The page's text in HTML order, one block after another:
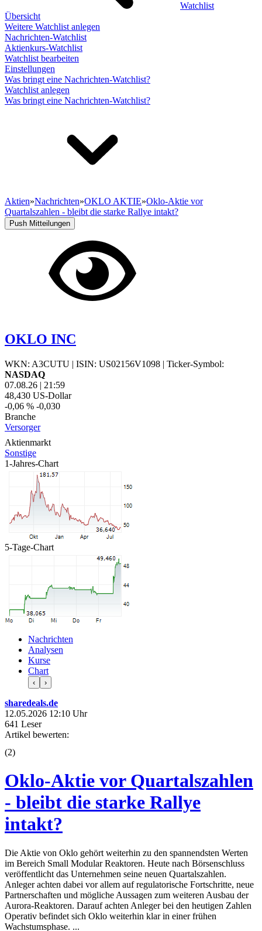
Watchlist
Übersicht
Weitere Watchlist anlegen
Nachrichten-Watchlist
Aktienkurs-Watchlist
Watchlist bearbeiten
Einstellungen
Was bringt eine Nachrichten-Watchlist?
Watchlist anlegen
Was bringt eine Nachrichten-Watchlist?
Aktien»Nachrichten»OKLO AKTIE»Oklo-Aktie vor
Quartalszahlen - bleibt die starke Rallye intakt?
Push Mitteilungen
OKLO INC
WKN: A3CUTU | ISIN: US02156V1098 | Ticker-Symbol:
NASDAQ
07.08.26 | 21:59
48,430 US-Dollar
-0,06 % -0,030
Branche
Versorger
Aktienmarkt
Sonstige
1-Jahres-Chart
5-Tage-Chart
Nachrichten
Analysen
Kurse
Chart
‹ ›
sharedeals.de
12.05.2026 12:10 Uhr
641 Leser
Artikel bewerten:
(2)
Oklo-Aktie vor Quartalszahlen
- bleibt die starke Rallye
intakt?
Die Aktie von Oklo gehört weiterhin zu den spannendsten Werten
im Bereich Small Modular Reaktoren. Heute nach Börsenschluss
veröffentlicht das Unternehmen seine neuen Quartalszahlen.
Anleger achten dabei vor allem auf regulatorische Fortschritte, neue
Partnerschaften und mögliche Aussagen zum weiteren Ausbau der
Aurora-Reaktoren. Darauf achten Anleger bei den heutigen Zahlen
Operativ befindet sich Oklo weiterhin klar in einer frühen
Wachstumsphase. ...